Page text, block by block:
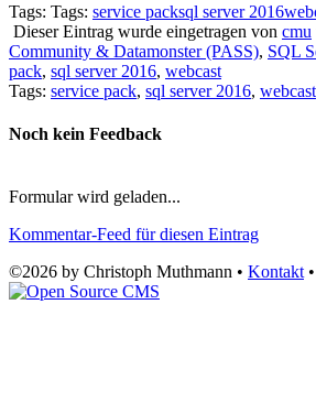
Tags: Tags: service packsql server 2016
Dieser Eintrag wurde eingetragen von cmu
Community & Datamonster (PASS), SQL
pack, sql server 2016, webcast
Tags: service pack, sql server 2016, webcast
Noch kein Feedback
Formular wird geladen...
Kommentar-Feed für diesen Eintrag
©2026 by Christoph Muthmann • Kontakt •